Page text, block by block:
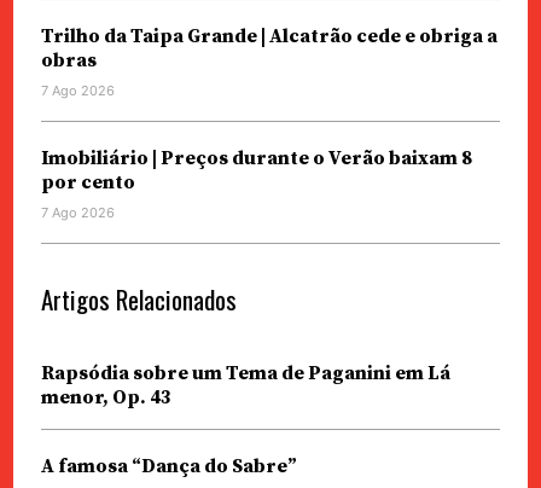
Trilho da Taipa Grande | Alcatrão cede e obriga a
obras
7 Ago 2026
Imobiliário | Preços durante o Verão baixam 8
por cento
7 Ago 2026
Artigos Relacionados
Rapsódia sobre um Tema de Paganini em Lá
menor, Op. 43
A famosa “Dança do Sabre”